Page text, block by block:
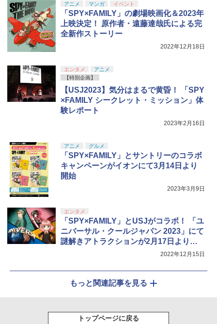
アニメ マンガ イベント
「SPY×FAMILY」の劇場映画化＆2023年
上映決定！ 原作者・遠藤達哉氏による完
全新作ストーリー
2022年12月18日
エンタメ
アニメ
【特別企画】
【USJ2023】気分はまるで黄昏！ 「SPY
×FAMILY シークレット・ミッション」体
験レポート
2023年2月16日
アニメ グルメ
「SPY×FAMILY」とサントリーのコラボ
キャンペーンがイオンにて3月14日より
開始
2023年3月9日
エンタメ
「SPY×FAMILY」とUSJがコラボ！ 「ユ
ニバーサル・クールジャパン 2023」にて
謎解きアトラクションが2月17日より登
2022年12月15日
もっと関連記事を見る
トップページに戻る